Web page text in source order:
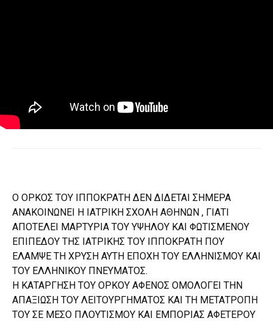
Ο ΟΡΚΟΣ ΤΟΥ ΙΠΠΟΚΡΑΤΗ ΔΕΝ ΔΙΔΕΤΑΙ ΣΗΜΕΡΑ
ΑΝΑΚΟΙΝΩΝΕΙ Η ΙΑΤΡΙΚΗ ΣΧΟΛΗ ΑΘΗΝΩΝ , ΓΙΑΤΙ
ΑΠΟΤΕΛΕΙ ΜΑΡΤΥΡΙΑ ΤΟΥ ΥΨΗΛΟΥ ΚΑΙ ΦΩΤΙΣΜΕΝΟΥ
ΕΠΙΠΕΔΟΥ ΤΗΣ ΙΑΤΡΙΚΗΣ ΤΟΥ ΙΠΠΟΚΡΑΤΗ ΠΟΥ
ΕΛΑΜΨΕ ΤΗ ΧΡΥΣΗ ΑΥΤΗ ΕΠΟΧΗ ΤΟΥ ΕΛΛΗΝΙΣΜΟΥ ΚΑΙ
ΤΟΥ ΕΛΛΗΝΙΚΟΥ ΠΝΕΥΜΑΤΟΣ.
Η ΚΑΤΑΡΓΗΣΗ ΤΟΥ ΟΡΚΟΥ ΑΦΕΝΟΣ ΟΜΟΛΟΓΕΙ ΤΗΝ
ΑΠΑΞΙΩΣΗ ΤΟΥ ΛΕΙΤΟΥΡΓΗΜΑΤΟΣ ΚΑΙ ΤΗ ΜΕΤΑΤΡΟΠΗ
ΤΟΥ ΣΕ ΜΕΣΟ ΠΛΟΥΤΙΣΜΟΥ ΚΑΙ ΕΜΠΟΡΙΑΣ ΑΦΕΤΕΡΟΥ